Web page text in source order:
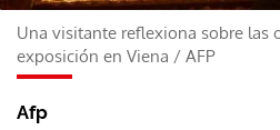
Una visitante reflexiona sobre las
exposición en Viena / AFP
Afp